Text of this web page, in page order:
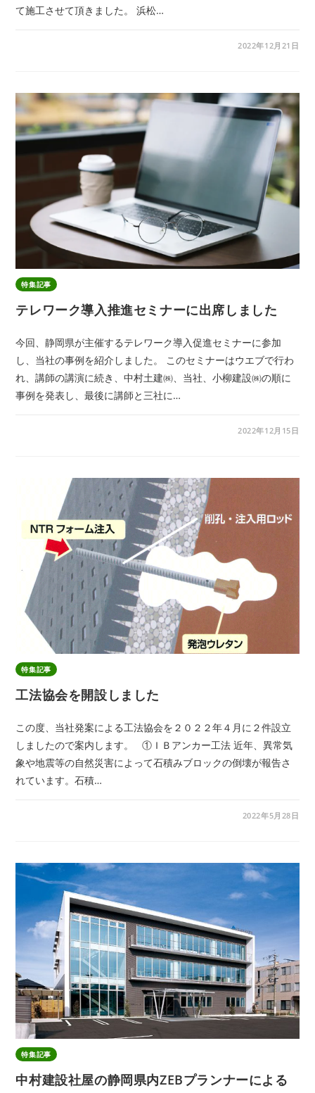
て施工させて頂きました。 浜松…
2022年12月21日
特集記事
テレワーク導入推進セミナーに出席しました
今回、静岡県が主催するテレワーク導入促進セミナーに参加
し、当社の事例を紹介しました。 このセミナーはウエブで行わ
れ、講師の講演に続き、中村土建㈱、当社、小柳建設㈱の順に
事例を発表し、最後に講師と三社に…
2022年12月15日
特集記事
工法協会を開設しました
この度、当社発案による工法協会を２０２２年４月に２件設立
しましたので案内します。 ①ＩＢアンカー工法 近年、異常気
象や地震等の自然災害によって石積みブロックの倒壊が報告さ
れています。石積…
2022年5月28日
特集記事
中村建設社屋の静岡県内ZEBプランナーによる